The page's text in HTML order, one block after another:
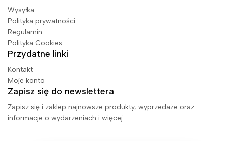
Wysyłka
Polityka prywatności
Regulamin
Polityka Cookies
Przydatne linki
Kontakt
Moje konto
Zapisz się do newslettera
Zapisz się i zaklep najnowsze produkty, wyprzedaże oraz
informacje o wydarzeniach i więcej.